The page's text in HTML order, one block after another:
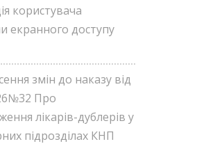
користувача
екранного доступу
змін до наказу від
Про
лікарів-дублерів у
підрозділах КНП